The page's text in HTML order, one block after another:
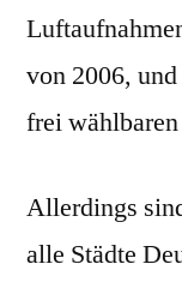
von 2006,
frei
Allerdings
alle Städte